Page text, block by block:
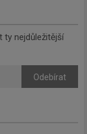
ty nejdůležitější
Odebírat